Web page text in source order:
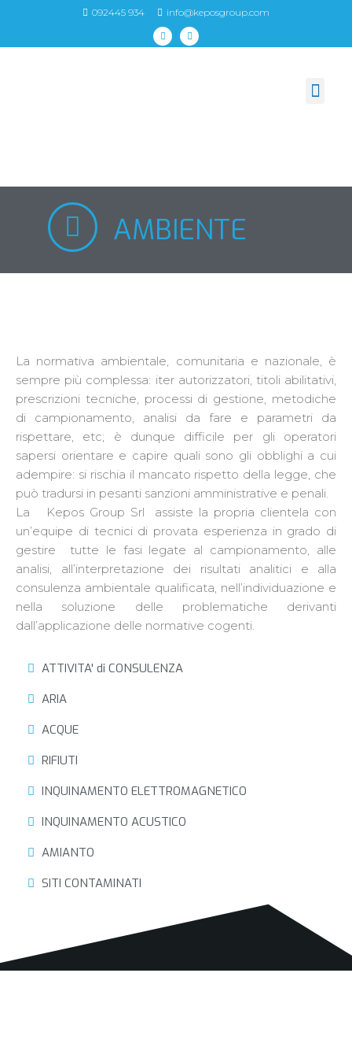
092445 934 info@keposgroup.com
AMBIENTE
La normativa ambientale, comunitaria e nazionale, è
sempre più complessa: iter autorizzatori, titoli abilitativi,
prescrizioni tecniche, processi di gestione, metodiche
di campionamento, analisi da fare e parametri da
rispettare, etc; è dunque difficile per gli operatori
sapersi orientare e capire quali sono gli obblighi a cui
adempire: si rischia il mancato rispetto della legge, che
può tradursi in pesanti sanzioni amministrative e penali.
La Kepos Group Srl assiste la propria clientela con
un’equipe di tecnici di provata esperienza in grado di
gestire tutte le fasi legate al campionamento, alle
analisi, all’interpretazione dei risultati analitici e alla
consulenza ambientale qualificata, nell’individuazione e
nella soluzione delle problematiche derivanti
dall’applicazione delle normative cogenti.
ATTIVITA' di CONSULENZA
ARIA
ACQUE
RIFIUTI
INQUINAMENTO ELETTROMAGNETICO
INQUINAMENTO ACUSTICO
AMIANTO
SITI CONTAMINATI